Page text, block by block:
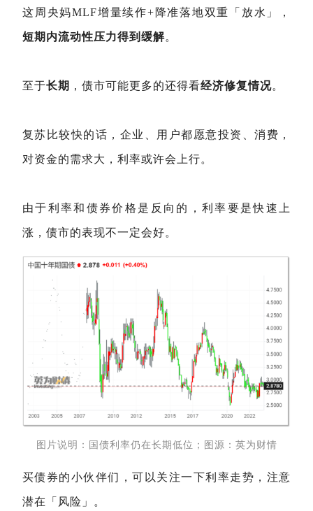
这周央妈MLF增量续作+降准落地双重「放水」，
短期内流动性压力得到缓解。
至于长期 ，债市可能更多的还得看经济修复情况。
复苏比较快的话，企业、用户都愿意投资、消费，
对资金的需求大，利率或许会上行。
由于利率和债券价格是反向的，利率要是快速上
涨，债市的表现不一定会好。
图片说明：国债利率仍在长期低位；图源：英为财情
买债券的小伙伴们，可以关注一下利率走势，注意
潜在「风险」。